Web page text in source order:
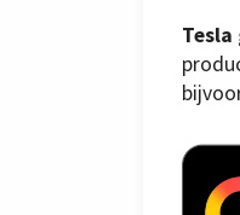
Tesla